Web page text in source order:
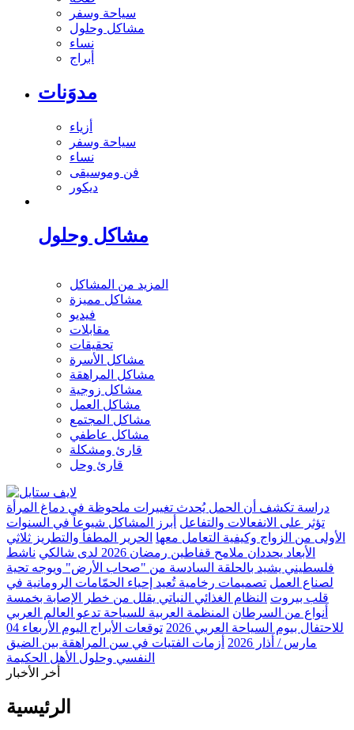
سياحة وسفر
مشاكل وحلول
نساء
أبراج
مدوَنات
أزياء
سياحة وسفر
نساء
فن وموسيقى
ديكور
مشاكل وحلول
المزيد من المشاكل
مشاكل مميزة
فيديو
مقابلات
تحقيقات
مشاكل الأسرة
مشاكل المراهقة
مشاكل زوجية
مشاكل العمل
مشاكل المجتمع
مشاكل عاطفي
قارئ ومشكلة
قارئ وحل
دراسة تكشف أن الحمل يُحدث تغييرات ملحوظة في دماغ المرأة
تؤثر على الانفعالات والتفاعل أبرز المشاكل شيوعاً في السنوات
الأولى من الزواج وكيفية التعامل معها الحرير المطفأ والتطريز ثلاثي
الأبعاد يحددان ملامح قفاطين رمضان 2026 لدى شالكي
ناشط
فلسطيني يشيد بالحلقة السادسة من "صحاب الأرض" ويوجه تحية
لصناع العمل تصميمات رخامية تُعيد إحياء الحمّامات الرومانية في
قلب بيروت النظام الغذائي النباتي يقلل من خطر الإصابة بخمسة
أنواع من السرطان المنظمة العربية للسياحة تدعو العالم العربي
للاحتفال بيوم السياحة العربي 2026
توقعات الأبراج اليوم الأربعاء 04
مارس / أذار 2026
أزمات الفتيات في سن المراهقة بين الضيق
النفسي وحلول الأهل الحكيمة
أخر الأخبار
الرئيسية